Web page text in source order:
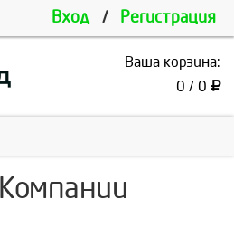
Вход / Регистрация
Ваша корзина:
0 / 0